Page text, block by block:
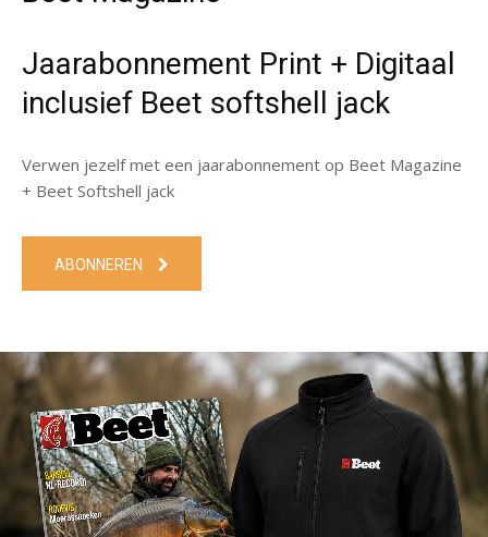
Jaarabonnement Print + Digitaal
inclusief Beet softshell jack
Verwen jezelf met een jaarabonnement op Beet Magazine
+ Beet Softshell jack
ABONNEREN